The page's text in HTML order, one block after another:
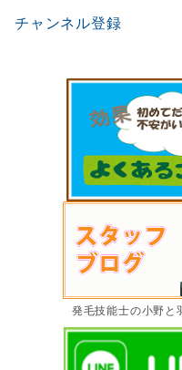
チャンネル登録
発毛技能士の小野と